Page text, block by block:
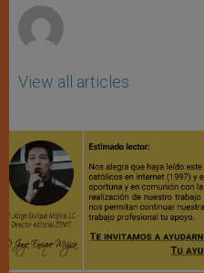
View all articles